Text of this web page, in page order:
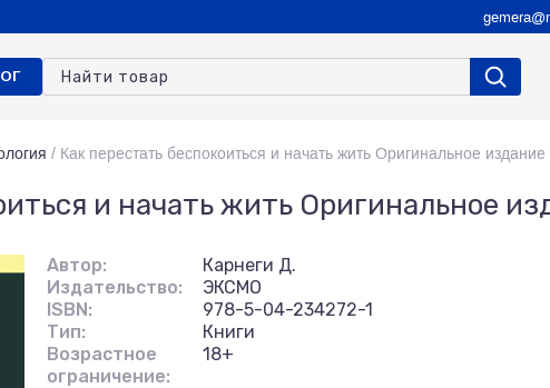
/ Как перестать беспокоиться и начать жить Оригинальное издание
и начать жить Оригинальное
Автор:
Карнеги Д.
Издательство:
ЭКСМО
ISBN:
978-5-04-234272-1
Тип:
Книги
Возрастное
ограничение:
18+